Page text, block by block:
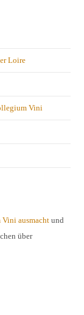
Loire
Vini
Vini ausmacht und
über